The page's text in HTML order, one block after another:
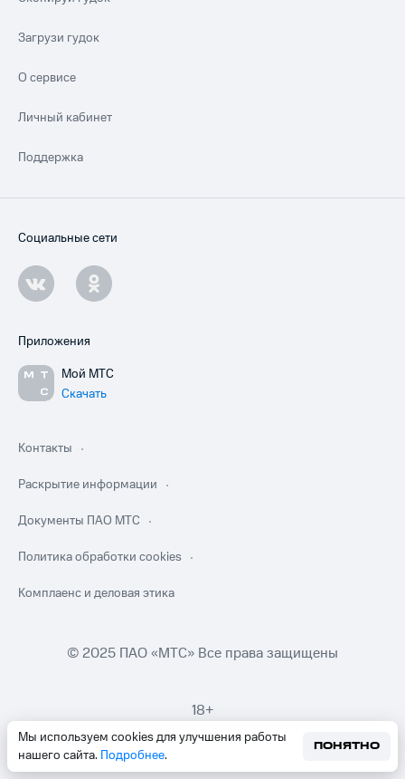
Мы используем cookies для улучшения работы
нашего сайта. Подробнее.
ПОНЯТНО
Загрузи гудок
О сервисе
Личный кабинет
Поддержка
Социальные сети
Приложения
Мой МТС
Скачать
Контакты
Раскрытие информации
Документы ПАО МТС
Политика обработки cookies
Комплаенс и деловая этика
© 2025 ПАО «МТС» Все права защищены
18+